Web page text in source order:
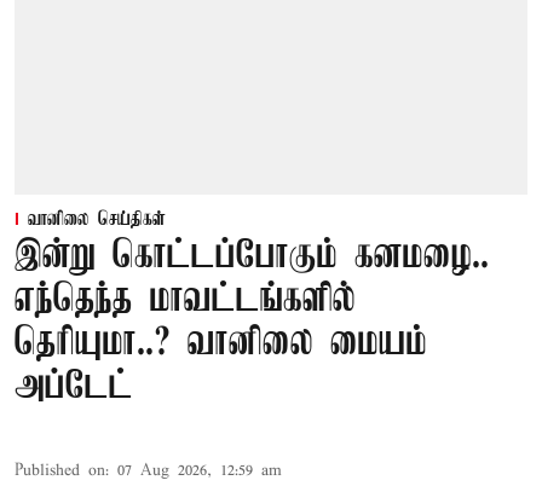
வானிலை செய்திகள்
இன்று கொட்டப்போகும் கனமழை..
எந்தெந்த மாவட்டங்களில்
தெரியுமா..? வானிலை மையம்
அப்டேட்
Published on: 07 Aug 2026, 12:59 am